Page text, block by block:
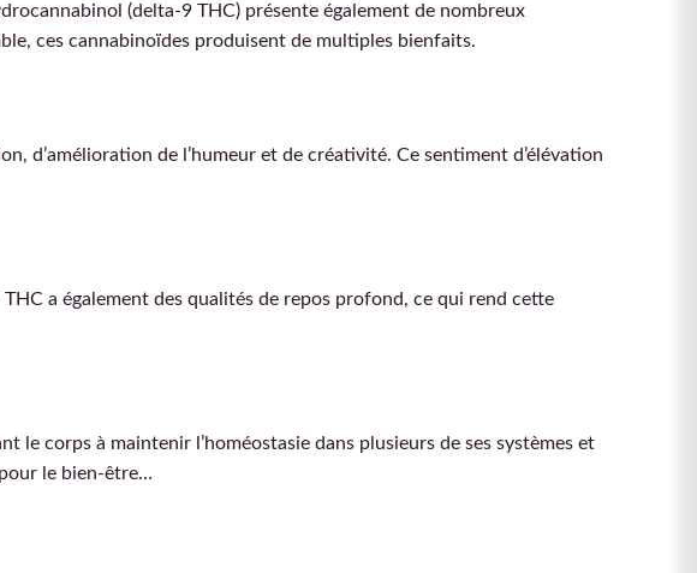
(delta-9 THC) présente également de nombreux
ces cannabinoïdes produisent de multiples bienfaits.
d’amélioration de l’humeur et de créativité. Ce sentiment d’élévation
a également des qualités de repos profond, ce qui rend cette
le corps à maintenir l’homéostasie dans plusieurs de ses systèmes et
le bien-être…